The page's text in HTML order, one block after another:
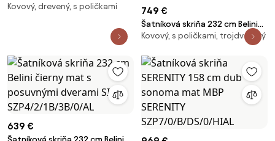
cm dub sonoma mat MT
Kovový, drevený, s poličkami 749 €
Šatníková skriňa 232 cm Belini
biely mat / dub sonoma s
zásuvkami MBP
SZP8/0/1W/2DS1L/0/KLAL
Kovový, s poličkami, trojdverový
639 €